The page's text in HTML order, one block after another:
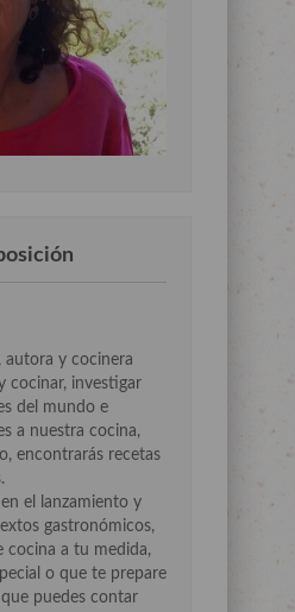
autora y cocinera
cocinar, investigar
del mundo e
a nuestra cocina,
encontrarás recetas
el lanzamiento y
gastronómicos,
cocina a tu medida,
o que te prepare
puedes contar